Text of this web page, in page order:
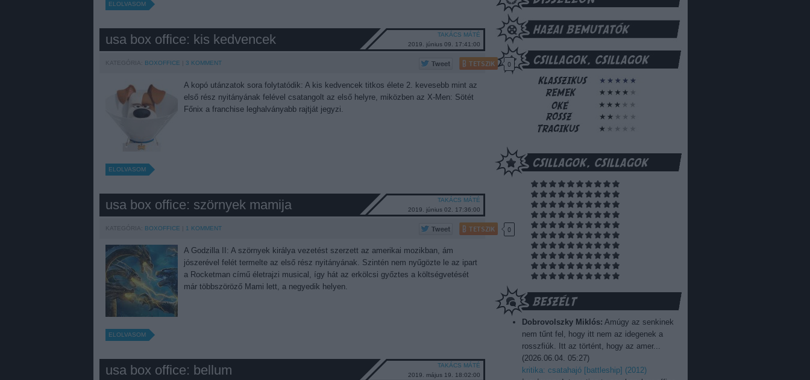
ELOLVASOM
usa box office: kis kedvencek
TAKÁCS MÁTÉ
2019. június 09. 17:41:00
KATEGÓRIA: BOXOFFICE 3 KOMMENT TETSZIK 0
A kopó utánzatok sora folytatódik: A kis kedvencek titkos élete 2. kevesebb mint az
első rész nyitányának felével csatangolt az első helyre, miközben az X-Men: Sötét
Főnix a franchise leghalványabb rajtját jegyzi.
ELOLVASOM
usa box office: szörnyek mamija
TAKÁCS MÁTÉ
2019. június 02. 17:36:00
KATEGÓRIA: BOXOFFICE 1 KOMMENT TETSZIK 0
A Godzilla II: A szörnyek királya vezetést szerzett az amerikai mozikban, ám
jószerével felét termelte az első rész nyitányának. Szintén nem nyűgözte le az ipart
a Rocketman című életrajzi musical, így hát az erkölcsi győztes a költségvetését
már többszöröző Mami lett, a negyedik helyen.
ELOLVASOM
usa box office: bellum
TAKÁCS MÁTÉ
2019. május 19. 18:02:00
Dobrovolszky Miklós: Amúgy az senkinek
nem tűnt fel, hogy itt nem az idegenek a
rosszfiúk. Itt az történt, hogy az amer...
(2026.06.04. 05:27)
kritika: csatahajó [battleship] (2012)